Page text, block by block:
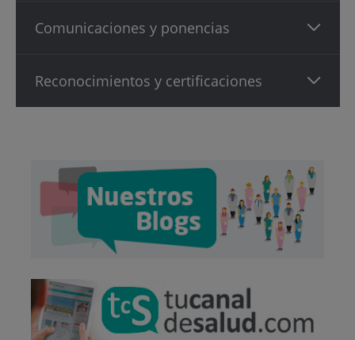
Comunicaciones y ponencias
Reconocimientos y certificaciones